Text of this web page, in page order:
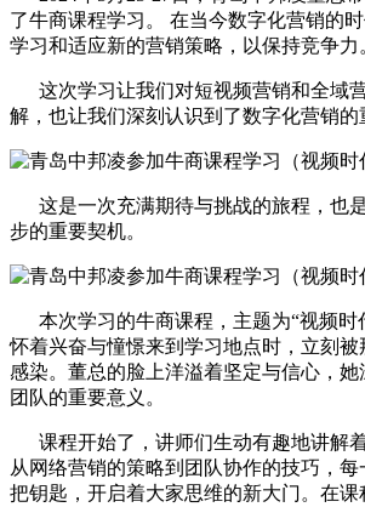
了牛商课程学习。 在当今数字化营销的
学习和适应新的营销策略，以保持竞争力
这次学习让我们对短视频营销和全域
解，也让我们深刻认识到了数字化营销的
这是一次充满期待与挑战的旅程，也
步的重要契机。
本次学习的牛商课程，主题为“视频时
怀着兴奋与憧憬来到学习地点时，立刻
感染。董总的脸上洋溢着坚定与信心，
团队的重要意义。
课程开始了，讲师们生动有趣地讲解
从网络营销的策略到团队协作的技巧，
把钥匙，开启着大家思维的新大门。在课